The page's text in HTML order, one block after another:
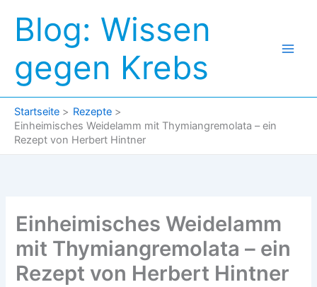
Inhalt
springen
Blog: Wissen
gegen Krebs
Startseite
Rezepte
Einheimisches Weidelamm mit Thymiangremolata – ein
Rezept von Herbert Hintner
Einheimisches Weidelamm
mit Thymiangremolata – ein
Rezept von Herbert Hintner